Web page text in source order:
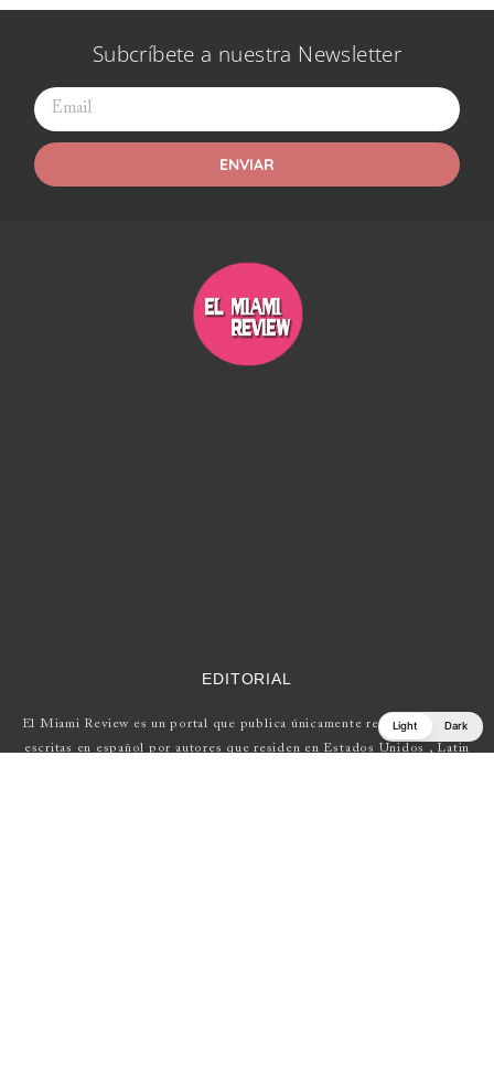
Subcríbete a nuestra Newsletter
ENVIAR
EDITORIAL
El Miami Review es un portal que publica únicamente reseñas de obras
escritas en español por autores que residen en Estados Unidos , Latin
Light Dark